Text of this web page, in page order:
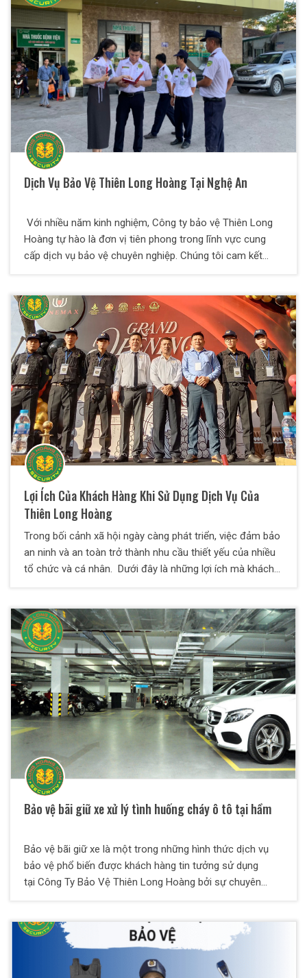
Dịch Vụ Bảo Vệ Thiên Long Hoàng Tại Nghệ An
Với nhiều năm kinh nghiệm, Công ty bảo vệ Thiên Long
Hoàng tự hào là đơn vị tiên phong trong lĩnh vực cung
cấp dịch vụ bảo vệ chuyên nghiệp. Chúng tôi cam kết
pháp bảo vệ tối ưu, linh hoạt, giá cả cạnh tranh, phù hợp
với mọi nhu cầu và điều kiện cụ thể của từng doanh
nghiệp.
Lợi Ích Của Khách Hàng Khi Sử Dụng Dịch Vụ Của
Thiên Long Hoàng
Trong bối cảnh xã hội ngày càng phát triển, việc đảm bảo
an ninh và an toàn trở thành nhu cầu thiết yếu của nhiều
tổ chức và cá nhân. Dưới đây là những lợi ích mà khách
Bảo vệ bãi giữ xe xử lý tình huống cháy ô tô tại hầm
Bảo vệ bãi giữ xe là một trong những hình thức dịch vụ
bảo vệ phổ biến được khách hàng tin tưởng sử dụng
tại Công Ty Bảo Vệ Thiên Long Hoàng bởi sự chuyên
vụ lẫn kỹ năng xử lý tình huống bất ngờ phát sinh tại mục
tiêu một cách nhanh chóng và hiệu quả đảm bảo an toàn
tuyệt đối cho đơn vị khách hàng.